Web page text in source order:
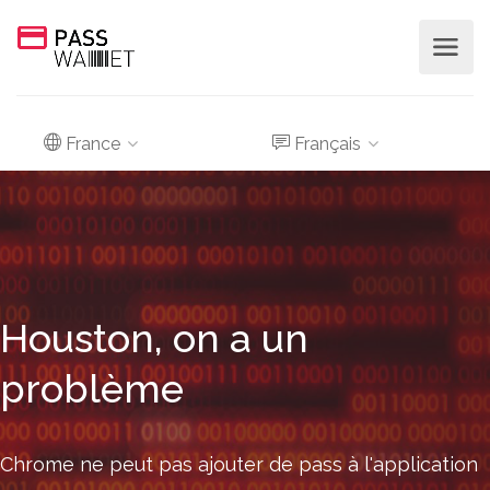
France Français
Houston, on a un
problème
Chrome ne peut pas ajouter de pass à l'application